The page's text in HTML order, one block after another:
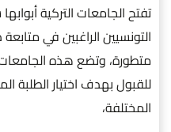
تفتح الجامعات التركية
التونسيين الراغبين في
متطورة، وتضع هذه
للقبول بهدف اختيار الطلبة
المختلفة،